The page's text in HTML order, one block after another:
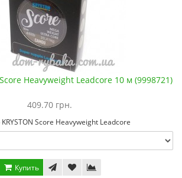
Heavyweight Leadcore 10 м (9998721)
409.70 грн.
Score Heavyweight Leadcore
Купить